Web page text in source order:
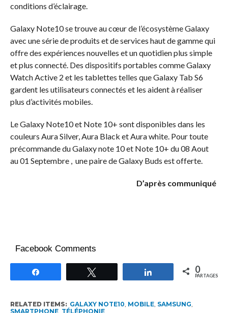
conditions d’éclairage.
Galaxy Note10 se trouve au cœur de l’écosystème Galaxy
avec une série de produits et de services haut de gamme qui
offre des expériences nouvelles et un quotidien plus simple
et plus connecté. Des dispositifs portables comme Galaxy
Watch Active 2 et les tablettes telles que Galaxy Tab S6
gardent les utilisateurs connectés et les aident à réaliser
plus d’activités mobiles.
Le Galaxy Note10 et Note 10+ sont disponibles dans les
couleurs Aura Silver, Aura Black et Aura white. Pour toute
précommande du Galaxy note 10 et Note 10+ du 08 Aout
au 01 Septembre , une paire de Galaxy Buds est offerte.
D’après communiqué
Facebook Comments
Partagez 0
PARTAGES
RELATED ITEMS: GALAXY NOTE10 MOBILE, SAMSUNG
SMARTPHONE, TÉLÉPHONIE